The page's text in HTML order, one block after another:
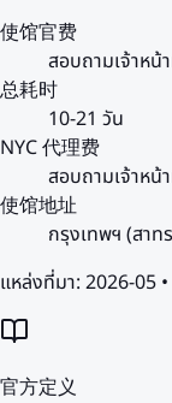
使馆官费
สอบถามเจ้าหน้
总耗时
10-21 วัน
NYC 代理费
สอบถามเจ้าหน้
使馆地址
กรุงเทพฯ (สาท
แหล่งที่มา: 2026-05
官方定义